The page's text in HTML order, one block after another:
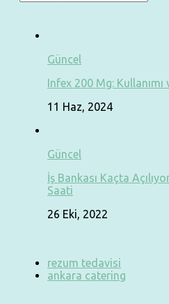
Güncel
Infex 200 Mg: Kullanımı
11 Haz, 2024
Güncel
İş Bankası Kaçta
Saati
26 Eki, 2022
rezum tedavisi
ankara catering